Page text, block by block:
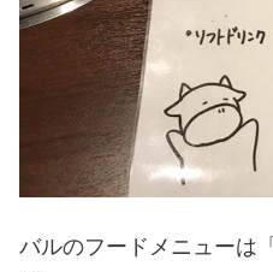
バルのフードメニューは「